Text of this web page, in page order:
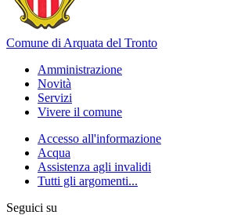
Comune di Arquata del Tronto
Amministrazione
Novità
Servizi
Vivere il comune
Accesso all'informazione
Acqua
Assistenza agli invalidi
Tutti gli argomenti...
Seguici su